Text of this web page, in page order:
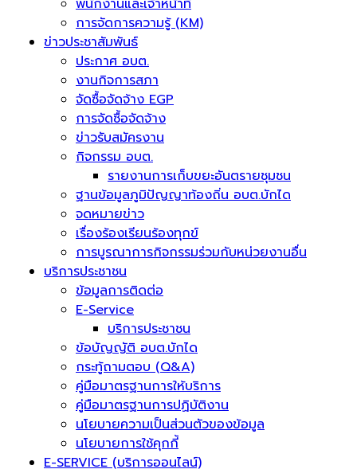
พนักงานและเจ้าหน้าที่
การจัดการความรู้ (KM)
ข่าวประชาสัมพันธ์
ประกาศ อบต.
งานกิจการสภา
จัดซื้อจัดจ้าง EGP
การจัดซื้อจัดจ้าง
ข่าวรับสมัครงาน
กิจกรรม อบต.
รายงานการเก็บขยะอันตรายชุมชน
ฐานข้อมูลภูมิปัญญาท้องถิ่น อบต.บักได
จดหมายข่าว
เรื่องร้องเรียนร้องทุกข์
การบูรณาการกิจกรรมร่วมกับหน่วยงานอื่น
บริการประชาชน
ข้อมูลการติดต่อ
E-Service
บริการประชาชน
ข้อบัญญัติ อบต.บักได
กระทู้ถามตอบ (Q&A)
คู่มือมาตรฐานการให้บริการ
คู่มือมาตรฐานการปฏิบัติงาน
นโยบายความเป็นส่วนตัวของข้อมูล
นโยบายการใช้คุกกี้
E-SERVICE (บริการออนไลน์)